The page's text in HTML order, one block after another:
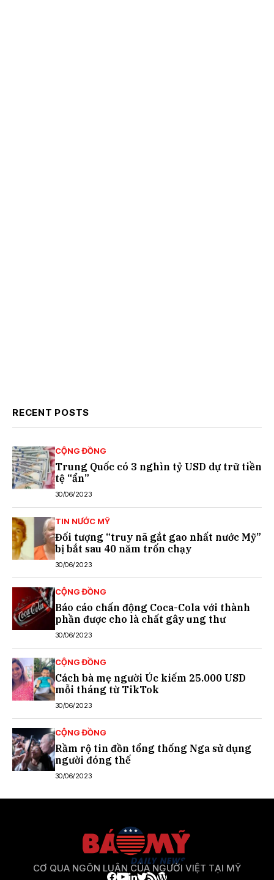
RECENT POSTS
CỘNG ĐỒNG
Trung Quốc có 3 nghìn tỷ USD dự trữ tiền
tệ “ẩn”
30/06/2023
TIN NƯỚC MỸ
Đối tượng “truy nã gắt gao nhất nước Mỹ”
bị bắt sau 40 năm trốn chạy
30/06/2023
CỘNG ĐỒNG
Báo cáo chấn động Coca-Cola với thành
phần được cho là chất gây ung thư
30/06/2023
CỘNG ĐỒNG
Cách bà mẹ người Úc kiếm 25.000 USD
mỗi tháng từ TikTok
30/06/2023
CỘNG ĐỒNG
Rầm rộ tin đồn tổng thống Nga sử dụng
người đóng thế
30/06/2023
CƠ QUA NGÔN LUẬN CỦA NGƯỜI VIỆT TẠI MỸ